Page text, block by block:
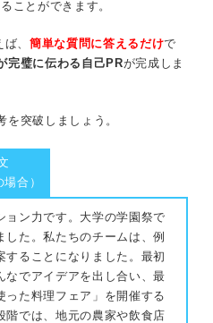
ことができます。
ば、簡単な質問に答えるだけで
完璧に伝わる自己PRが完成しま
突破しましょう。
文
合）
ョン力です。大学の学園祭で
た。私たちのチームは、例
することになりました。最初
なでアイデアを出し合い、最
った料理フェア」を開催する
階では、地元の農家や飲食店